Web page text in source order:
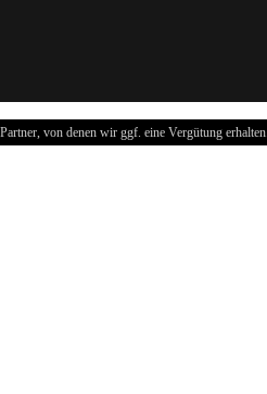
von denen wir ggf. eine Vergütung erhalten.